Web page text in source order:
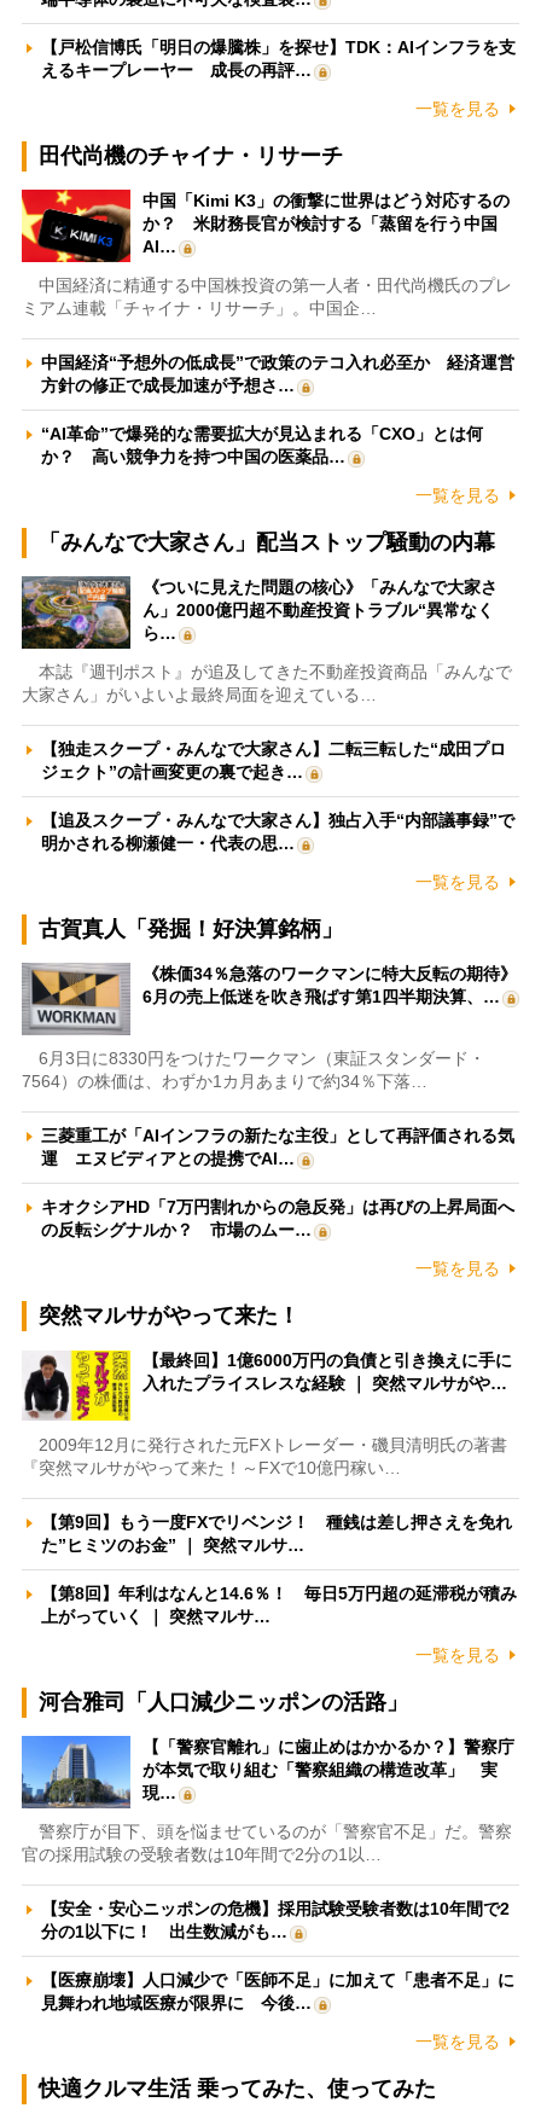
【戸松信博氏「明日の爆騰株」を探せ】TDK：AIインフラを支
えるキープレーヤー 成長の再評…
一覧を見る
田代尚機のチャイナ・リサーチ
中国「Kimi K3」の衝撃に世界はどう対応するの
か？ 米財務長官が検討する「蒸留を行う中国
AI…
中国経済に精通する中国株投資の第一人者・田代尚機氏のプレ
ミアム連載「チャイナ・リサーチ」。中国企…
中国経済“予想外の低成長”で政策のテコ入れ必至か 経済運営
方針の修正で成長加速が予想さ…
“AI革命”で爆発的な需要拡大が見込まれる「CXO」とは何
か？ 高い競争力を持つ中国の医薬品…
一覧を見る
「みんなで大家さん」配当ストップ騒動の内幕
《ついに見えた問題の核心》「みんなで大家さ
ん」2000億円超不動産投資トラブル“異常なく
ら…
本誌『週刊ポスト』が追及してきた不動産投資商品「みんなで
大家さん」がいよいよ最終局面を迎えている…
【独走スクープ・みんなで大家さん】二転三転した“成田プロ
ジェクト”の計画変更の裏で起き…
【追及スクープ・みんなで大家さん】独占入手“内部議事録”で
明かされる柳瀬健一・代表の思…
一覧を見る
古賀真人「発掘！好決算銘柄」
《株価34％急落のワークマンに特大反転の期待》
6月の売上低迷を吹き飛ばす第1四半期決算、…
6月3日に8330円をつけたワークマン（東証スタンダード・
7564）の株価は、わずか1カ月あまりで約34％下落…
三菱重工が「AIインフラの新たな主役」として再評価される気
運 エヌビディアとの提携でAI…
キオクシアHD「7万円割れからの急反発」は再びの上昇局面へ
の反転シグナルか？ 市場のムー…
一覧を見る
突然マルサがやって来た！
【最終回】1億6000万円の負債と引き換えに手に
入れたプライスレスな経験 ｜ 突然マルサがや…
2009年12月に発行された元FXトレーダー・磯貝清明氏の著書
『突然マルサがやって来た！～FXで10億円稼い…
【第9回】もう一度FXでリベンジ！ 種銭は差し押さえを免れ
た”ヒミツのお金” ｜ 突然マルサ…
【第8回】年利はなんと14.6％！ 毎日5万円超の延滞税が積み
上がっていく ｜ 突然マルサ…
一覧を見る
河合雅司「人口減少ニッポンの活路」
【「警察官離れ」に歯止めはかかるか？】警察庁
が本気で取り組む「警察組織の構造改革」 実
現…
警察庁が目下、頭を悩ませているのが「警察官不足」だ。警察
官の採用試験の受験者数は10年間で2分の1以…
【安全・安心ニッポンの危機】採用試験受験者数は10年間で2
分の1以下に！ 出生数減がも…
【医療崩壊】人口減少で「医師不足」に加えて「患者不足」に
見舞われ地域医療が限界に 今後…
一覧を見る
快適クルマ生活 乗ってみた、使ってみた